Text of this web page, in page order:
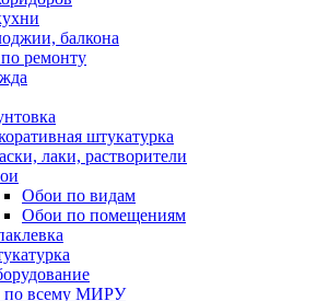
балкона
ремонту
штукатурка
лаки, растворители
Обои по видам
Обои по помещениям
по всему МИРУ